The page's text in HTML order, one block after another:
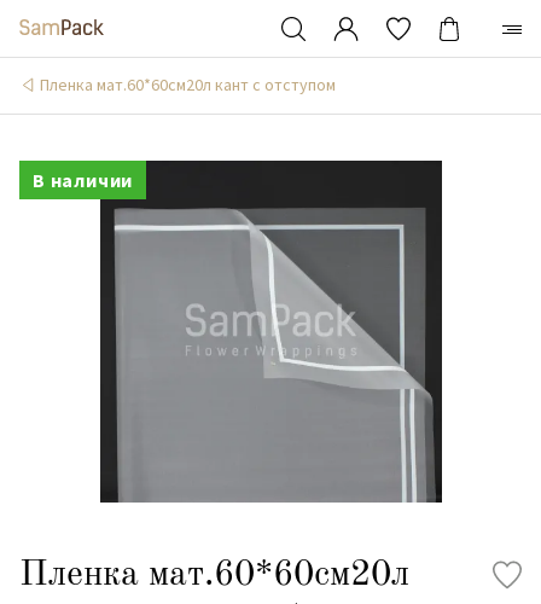
Пленка мат.60*60см20л кант с отступом
В наличии
Пленка мат.60*60см20л